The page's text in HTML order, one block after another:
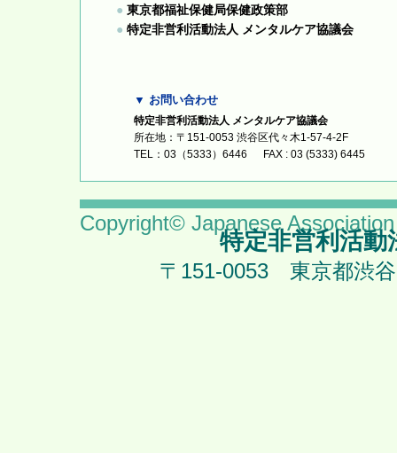
● 東京都福祉保健局保健政策部
● 特定非営利活動法人 メンタルケア協議会
▼ お問い合わせ
特定非営利活動法人 メンタルケア協議会
所在地：〒151-0053 渋谷区代々木1-57-4-2F
TEL：03（5333）6446 FAX : 03 (5333) 6445
Copyright© Japanese
特定非営利活
〒151-0053 東京都渋